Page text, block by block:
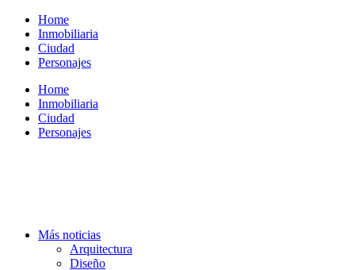
contenido
Home
Inmobiliaria
Ciudad
Personajes
Home
Inmobiliaria
Ciudad
Personajes
Más noticias
Arquitectura
Diseño